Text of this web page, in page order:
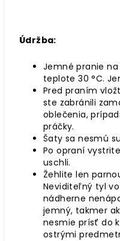
Údržba:
Jemné pranie
teplote 30°C.
Pred praním
ste zabránili
oblečenia,
práčky.
Šaty sa nesmú
Po opraní
uschli.
Žehlite len
Neviditeľný tyl
nádherne
jemný, takmer
nesmie prísť do
ostrými